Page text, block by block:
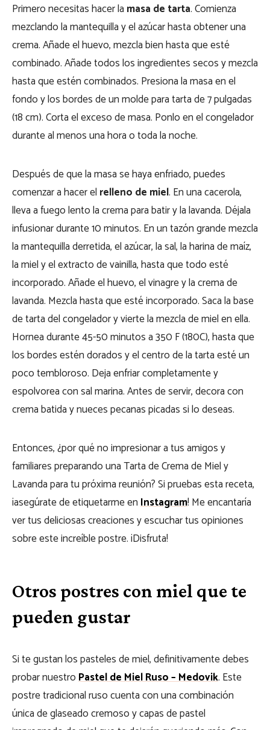
Primero necesitas hacer la masa de tarta. Comienza
mezclando la mantequilla y el azúcar hasta obtener una
crema. Añade el huevo, mezcla bien hasta que esté
combinado. Añade todos los ingredientes secos y mezcla
hasta que estén combinados. Presiona la masa en el
fondo y los bordes de un molde para tarta de 7 pulgadas
(18 cm). Corta el exceso de masa. Ponlo en el congelador
durante al menos una hora o toda la noche.
Después de que la masa se haya enfriado, puedes
comenzar a hacer el relleno de miel. En una cacerola,
lleva a fuego lento la crema para batir y la lavanda. Déjala
infusionar durante 10 minutos. En un tazón grande mezcla
la mantequilla derretida, el azúcar, la sal, la harina de maíz,
la miel y el extracto de vainilla, hasta que todo esté
incorporado. Añade el huevo, el vinagre y la crema de
lavanda. Mezcla hasta que esté incorporado. Saca la base
de tarta del congelador y vierte la mezcla de miel en ella.
Hornea durante 45-50 minutos a 350 F (180C), hasta que
los bordes estén dorados y el centro de la tarta esté un
poco tembloroso. Deja enfriar completamente y
espolvorea con sal marina. Antes de servir, decora con
crema batida y nueces pecanas picadas si lo deseas.
Entonces, ¿por qué no impresionar a tus amigos y
familiares preparando una Tarta de Crema de Miel y
Lavanda para tu próxima reunión? Si pruebas esta receta,
¡asegúrate de etiquetarme enInstagram! Me encantaría
ver tus deliciosas creaciones y escuchar tus opiniones
sobre este increíble postre. ¡Disfruta!
Otros postres con miel que te
pueden gustar
Si te gustan los pasteles de miel, definitivamente debes
probar nuestroPastel de Miel Ruso – Medovik. Este
postre tradicional ruso cuenta con una combinación
única de glaseado cremoso y capas de pastel